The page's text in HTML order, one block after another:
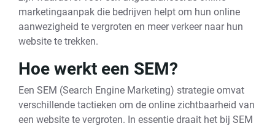
marketingaanpak die bedrijven helpt om hun online
aanwezigheid te vergroten en meer verkeer naar hun
website te trekken.
Hoe werkt een SEM?
Een SEM (Search Engine Marketing) strategie omvat
verschillende tactieken om de online zichtbaarheid van
een website te vergroten. In essentie draait het bij SEM